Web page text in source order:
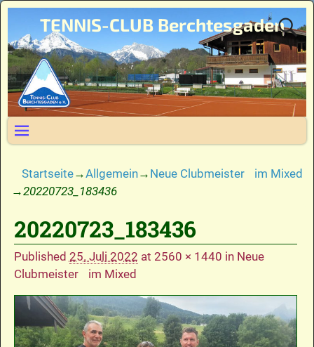
TENNIS-CLUB Berchtesgaden
Startseite→Allgemein→ Neue Clubmeister im Mixed
→20220723_183436
Bilder-Navigation
20220723_183436
Published 25. Juli 2022 at 2560 × 1440 in Neue
Clubmeister im Mixed